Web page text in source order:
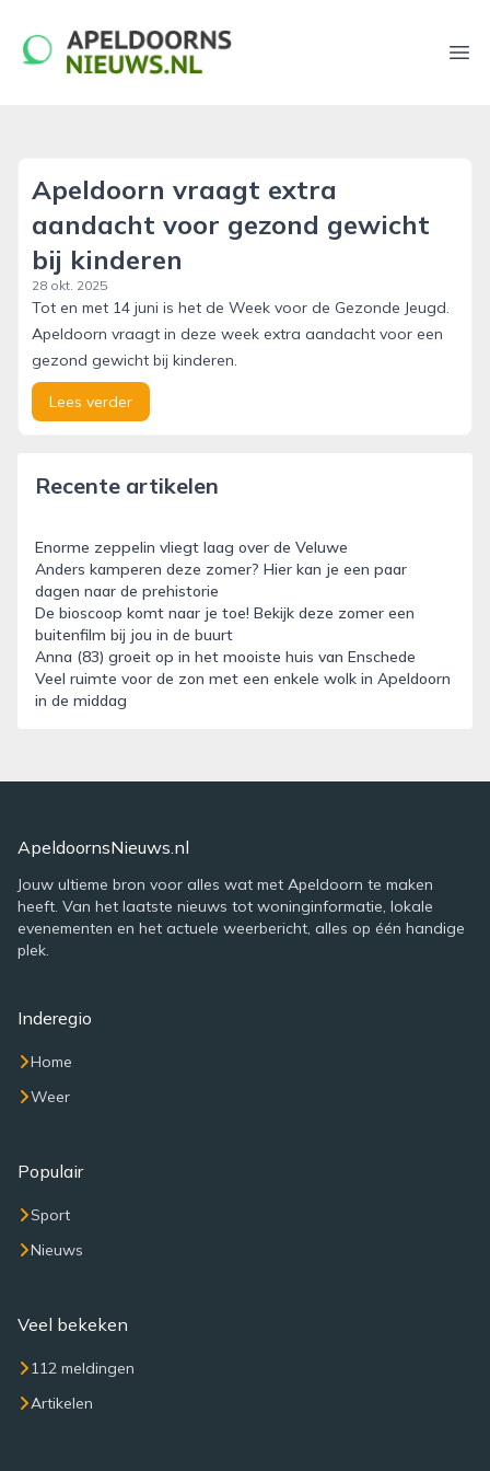
apeldoornsnieuws.nl
Apeldoorn vraagt extra
aandacht voor gezond gewicht
bij kinderen
28 okt. 2025
Tot en met 14 juni is het de Week voor de Gezonde Jeugd.
Apeldoorn vraagt in deze week extra aandacht voor een
gezond gewicht bij kinderen.
Lees verder
Recente artikelen
Enorme zeppelin vliegt laag over de Veluwe
Anders kamperen deze zomer? Hier kan je een paar
dagen naar de prehistorie
De bioscoop komt naar je toe! Bekijk deze zomer een
buitenfilm bij jou in de buurt
Anna (83) groeit op in het mooiste huis van Enschede
Veel ruimte voor de zon met een enkele wolk in Apeldoorn
in de middag
ApeldoornsNieuws.nl
Jouw ultieme bron voor alles wat met Apeldoorn te maken
heeft. Van het laatste nieuws tot woninginformatie, lokale
evenementen en het actuele weerbericht, alles op één handige
plek.
Inderegio
Home
Weer
Populair
Sport
Nieuws
Veel bekeken
112 meldingen
Artikelen